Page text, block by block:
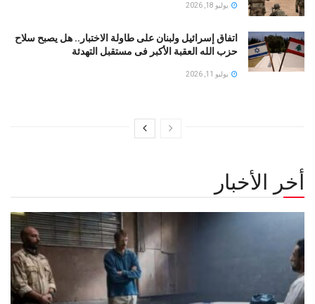
يوليو 18, 2026
اتفاق إسرائيل ولبنان على طاولة الاختبار.. هل يصبح سلاح
حزب الله العقبة الأكبر فى مستقبل التهدئة
يوليو 11, 2026
أخر الأخبار